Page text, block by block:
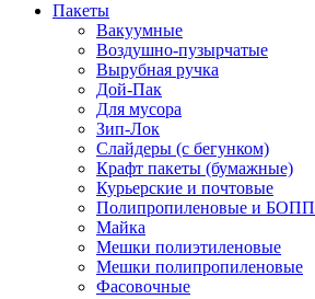
Пакеты
Вакуумные
Воздушно-пузырчатые
Вырубная ручка
Дой-Пак
Для мусора
Зип-Лок
Слайдеры (с бегунком)
Крафт пакеты (бумажные)
Курьерские и почтовые
Полипропиленовые и БОПП
Майка
Мешки полиэтиленовые
Мешки полипропиленовые
Фасовочные